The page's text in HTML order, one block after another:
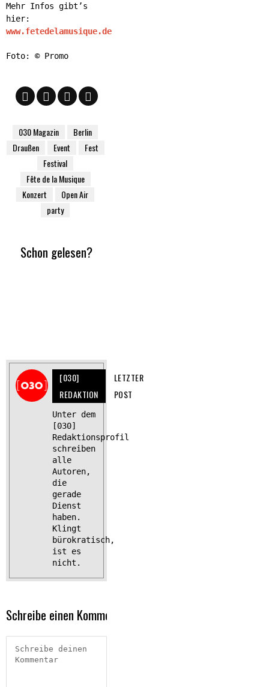
Mehr Infos gibt’s
hier:
www.fetedelamusique.de
Foto: © Promo
030 Magazin
Berlin
Draußen
Event
Fest
Festival
Fête de la Musique
Konzert
Open Air
party
Schon gelesen?
[030]
REDAKTION
LETZTER
POST
Unter dem
[030]
Redaktionsprofil
schreiben
alle
Autoren,
die
gerade
Dienst
haben.
Klingt
bürokratisch,
ist es
nicht.
Schreibe einen Kommentar